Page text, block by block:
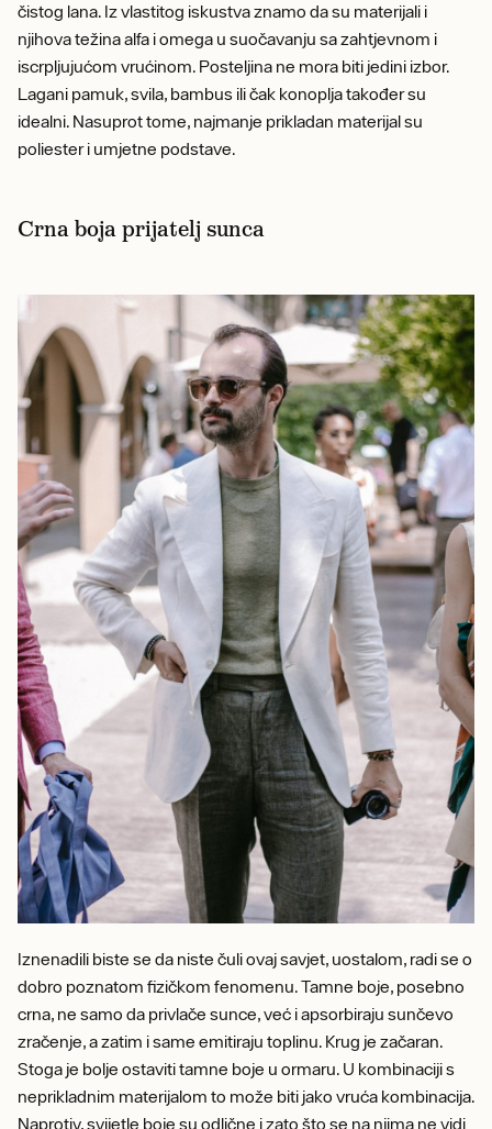
čistog lana. Iz vlastitog iskustva znamo da su materijali i
njihova težina alfa i omega u suočavanju sa zahtjevnom i
iscrpljujućom vrućinom. Posteljina ne mora biti jedini izbor.
Lagani pamuk, svila, bambus ili čak konoplja također su
idealni. Nasuprot tome, najmanje prikladan materijal su
poliester i umjetne podstave.
Crna boja prijatelj sunca
Iznenadili biste se da niste čuli ovaj savjet, uostalom, radi se o
dobro poznatom fizičkom fenomenu. Tamne boje, posebno
crna, ne samo da privlače sunce, već i apsorbiraju sunčevo
zračenje, a zatim i same emitiraju toplinu. Krug je začaran.
Stoga je bolje ostaviti tamne boje u ormaru. U kombinaciji s
neprikladnim materijalom to može biti jako vruća kombinacija.
Naprotiv, svijetle boje su odlične i zato što se na njima ne vidi